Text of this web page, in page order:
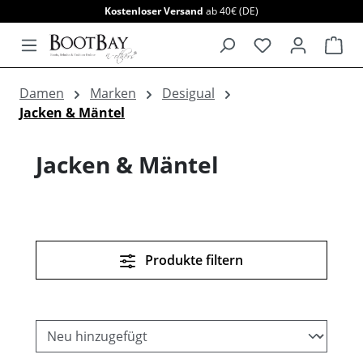
Kostenloser Versand ab 40€ (DE)
Damen Marken
Desigual
Jacken & Mäntel
Jacken & Mäntel
Produkte filtern